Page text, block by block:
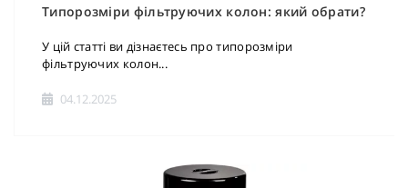
Типорозміри фільтруючих колон: який обрати?
У цій статті ви дізнаєтесь про типорозміри
фільтруючих колон...
04.12.2025